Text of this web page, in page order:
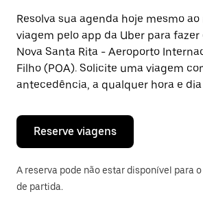
tecla
“ESC”
para
fechar
o
calendário.
Resolva sua agenda hoje mesmo
viagem pelo app da Uber para
Nova Santa Rita - Aeroporto
Filho (POA). Solicite uma viagem
antecedência, a qualquer hora e dia
Reserve viagens
A reserva pode não estar disponível para
de partida.